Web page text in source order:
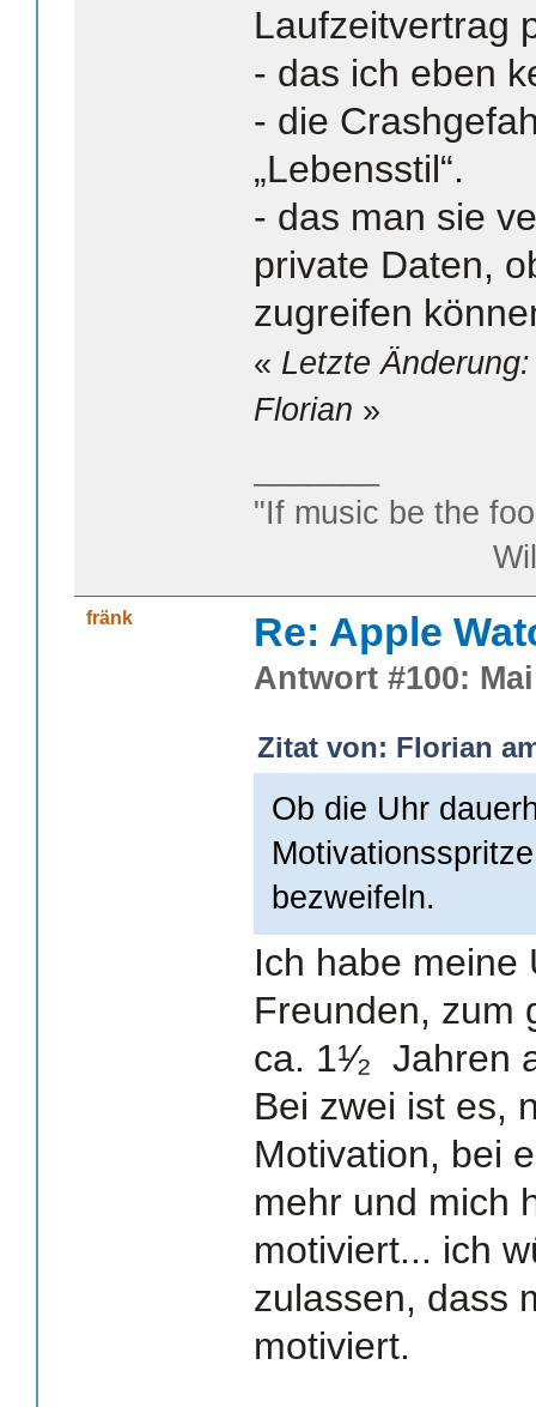
Laufzeitvertrag
- das ich eben
- die
„Lebensstil“.
- das man sie
private Daten,
zugreifen
« Letzte
Florian »
"If music be the
William
fränk Re: Apple
Antwort #100:
Zitat von: Florian
Ob die Uhr
bezweifeln.
Ich habe meine
Freunden, zum
ca. 1¹⁄₂ Jahren
Bei zwei ist es,
Motivation, bei
mehr und mich
motiviert... ich
zulassen, dass
motiviert.